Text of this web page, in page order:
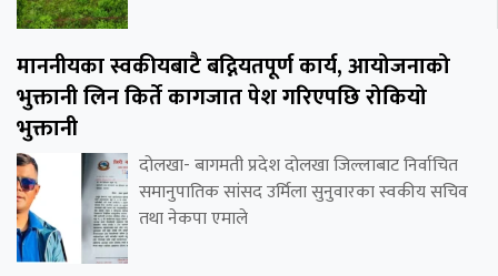
माननीयका स्वकीयबाटै बद्नियतपूर्ण कार्य, आयोजनाको
भुक्तानी लिन किर्ते कागजात पेश गरिएपछि रोकियो
भुक्तानी
दोलखा- बागमती प्रदेश दोलखा जिल्लाबाट निर्वाचित
समानुपातिक सांसद उर्मिला सुनुवारका स्वकीय सचिव
तथा नेकपा एमाले